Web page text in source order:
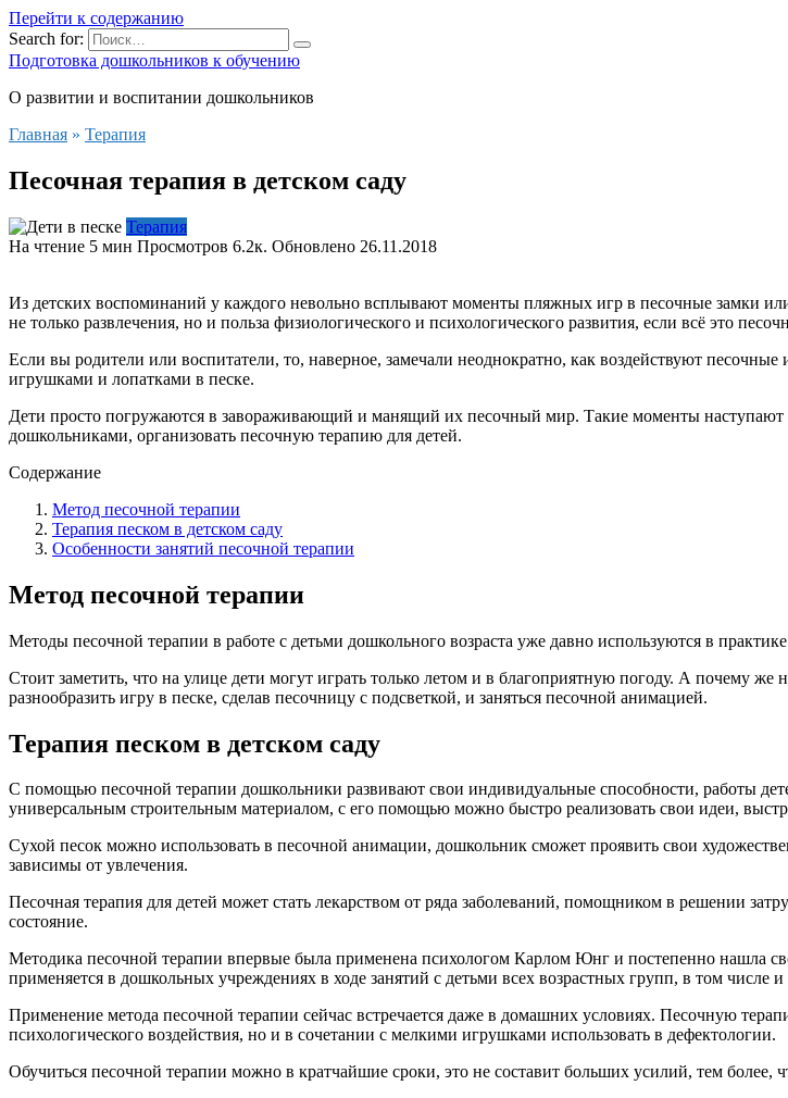
Перейти к содержанию
Search for:
Подготовка дошкольников к обучению
О развитии и воспитании дошкольников
Главная » Терапия
Песочная терапия в детском саду
Терапия
На чтение 5 мин Просмотров 6.2к. Обновлено 26.11.2018
Из детских воспоминаний у каждого невольно всплывают моменты пляжных игр в песочные замки
не только развлечения, но и польза физиологического и психологического развития, если всё это
Если вы родители или воспитатели, то, наверное, замечали неоднократно, как воздействуют
игрушками и лопатками в песке.
Дети просто погружаются в завораживающий и манящий их песочный мир. Такие моменты наступают
дошкольниками, организовать песочную терапию для детей.
Содержание
Метод песочной терапии
Терапия песком в детском саду
Особенности занятий песочной терапии
Метод песочной терапии
Методы песочной терапии в работе с детьми дошкольного возраста уже давно используются в
Стоит заметить, что на улице дети могут играть только летом и в благоприятную погоду. А почему
разнообразить игру в песке, сделав песочницу с подсветкой, и заняться песочной анимацией.
Терапия песком в детском саду
С помощью песочной терапии дошкольники развивают свои индивидуальные способности, работы
универсальным строительным материалом, с его помощью можно быстро реализовать свои идеи,
Сухой песок можно использовать в песочной анимации, дошкольник сможет проявить свои
зависимы от увлечения.
Песочная терапия для детей может стать лекарством от ряда заболеваний, помощником в решении
состояние.
Методика песочной терапии впервые была применена психологом Карлом Юнг и постепенно нашла
применяется в дошкольных учреждениях в ходе занятий с детьми всех возрастных групп, в том числе
Применение метода песочной терапии сейчас встречается даже в домашних условиях. Песочную
психологического воздействия, но и в сочетании с мелкими игрушками использовать в дефектологии.
Обучиться песочной терапии можно в кратчайшие сроки, это не составит больших усилий, тем более,